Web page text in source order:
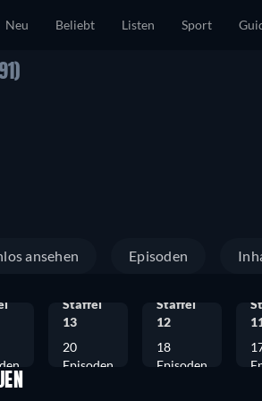
Neu Beliebt Listen Sport
ansehen Episoden
Staffel
13
20
Episoden
Staffel
12
18
Episoden